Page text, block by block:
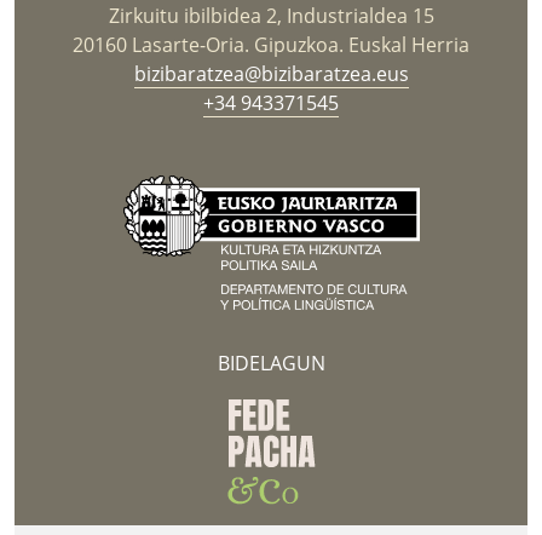
Zirkuitu ibilbidea 2, Industrialdea 15
20160 Lasarte-Oria. Gipuzkoa. Euskal Herria
bizibaratzea@bizibaratzea.eus
+34 943371545
BIDELAGUN